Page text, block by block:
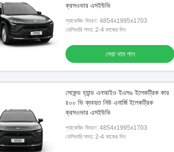
ক্রসওভার এসইউভি
প্যাকেজিং বিবরণ: 4854x1995x1703
ডেলিভারি সময়: 2-4 কাজের দিন
সেরা দাম পান
সেকেন্ড হ্যান্ড এনআইও ইএস৬ ইলেকট্রিক কার
৪০০ ভি ব্যবহৃত নিউ এনার্জি ইলেকট্রিক
ক্রসওভার এসইউভি
প্যাকেজিং বিবরণ: 4854x1995x1703
ডেলিভারি সময়: 2-4 কাজের দিন